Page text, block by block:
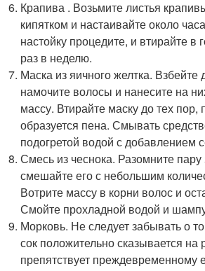
Крапива . Возьмите листья
кипятком и настаивайте около
настойку процедите, и втирайте в
раз в неделю.
Маска из яичного желтка. Взбейте
намочите волосы и нанесите на
массу. Втирайте маску до тех пор,
образуется пена. Смывать
подогретой водой с добавлением
Смесь из чеснока. Разомните пару
смешайте его с небольшим
Вотрите массу в корни волос и
Смойте прохладной водой и
Морковь. Не следует забывать о
сок положительно сказывается
препятствует преждевременному